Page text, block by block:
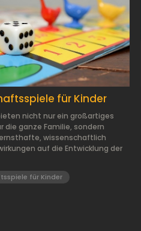
für Kinder
nicht nur ein großartiges
die ganze Familie, sondern
wissenschaftlich
auf die Entwicklung der
für Kinder